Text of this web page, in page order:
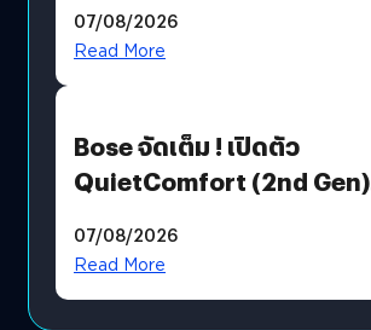
มีภาษาไทยด้วย
07/08/2026
Read More
Bose จัดเต็ม ! เปิดตัว
QuietComfort (2nd Gen)
07/08/2026
Read More